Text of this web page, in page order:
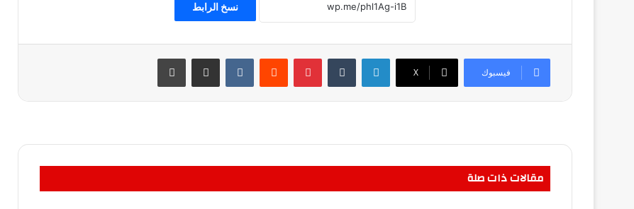
نسخ الرابط
فيسبوك ‫X
لينكدإن بينتيريست مشاركة عبر البريد طباعة
مقالات ذات صلة